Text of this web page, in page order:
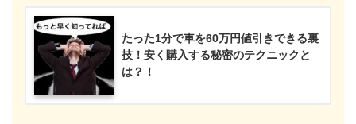
たった1分で車を60万円値引きできる裏
技！安く購入する秘密のテクニックと
は？！